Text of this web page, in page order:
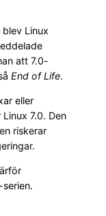
Linux
att 7.0-
End of Life.
eller
7.0. Den
riskerar